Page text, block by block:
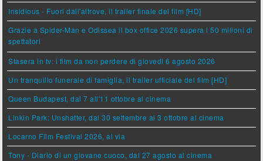
Insidious - Fuori dall'altrove, il trailer finale del film [HD]
Grazie a Spider-Man e Odissea il box office 2026 supera i 50 milioni di
spettatori
Stasera in tv: i film da non perdere di giovedì 6 agosto 2026
Un tranquillo funerale di famiglia, il trailer ufficiale del film [HD]
Queen Budapest, dal 7 all'11 ottobre al cinema
Linkin Park: Unshatter, dal 30 settembre al 3 ottobre al cinema
Locarno Film Festival 2026, al via
Tony - Diario di un giovane cuoco, dal 27 agosto al cinema